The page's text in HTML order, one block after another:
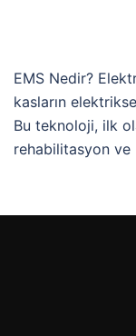
EMS Nedir?
kasların
Bu teknoloji, ilk
rehabilitasyon